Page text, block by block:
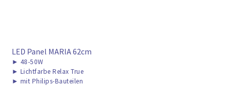
LED Panel MARIA 62cm
► 48-50W
► Lichtfarbe Relax True
► mit Philips-Bauteilen